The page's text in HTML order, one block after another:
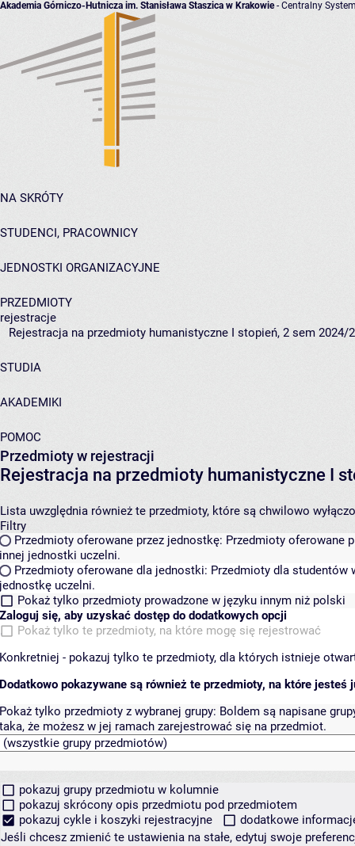
Akademia Górniczo-Hutnicza im. Stanisława Staszica w Krakowie- Centralny
NA SKRÓTY
STUDENCI, PRACOWNICY
JEDNOSTKI ORGANIZACYJNE
PRZEDMIOTY
rejestracje
Rejestracja na przedmioty humanistyczne I stopień, 2 sem 2024/
STUDIA
AKADEMIKI
POMOC
Przedmioty w rejestracji
Rejestracja na przedmioty humanistyczne I
Lista uwzględnia również te przedmioty, które są chwilowo
Filtry
Przedmioty oferowane przez jednostkę: Przedmioty oferowane
innej jednostki uczelni.
Przedmioty oferowane dla jednostki: Przedmioty dla studentów
jednostkę uczelni.
Pokaż tylko przedmioty prowadzone w języku innym niż polski
Zaloguj się, aby uzyskać dostęp do dodatkowych opcji
Pokaż tylko te przedmioty, na które mogę się rejestrować
Konkretniej - pokazuj tylko te przedmioty, dla których istnieje
Dodatkowo pokazywane są również te przedmioty, na które jesteś
Pokaż tylko przedmioty z wybranej grupy: Boldem są napisane
taka, że możesz w jej ramach zarejestrować się na przedmiot.
pokazuj grupy przedmiotu w kolumnie
pokazuj skrócony opis przedmiotu pod przedmiotem
pokazuj cykle i koszyki rejestracyjne
dodatkowe
Jeśli chcesz zmienić te ustawienia na stałe, edytuj swoje